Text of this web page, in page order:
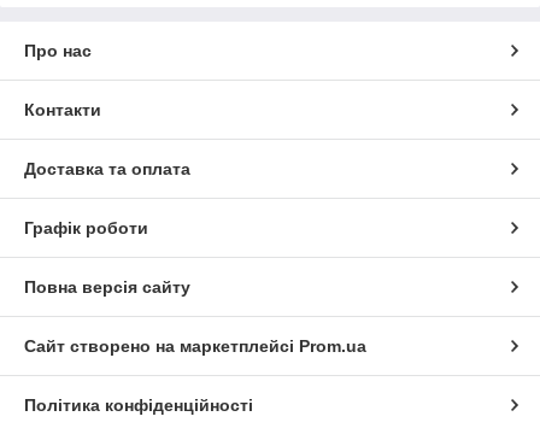
Про нас
Контакти
Доставка та оплата
Графік роботи
Повна версія сайту
Сайт створено на маркетплейсі Prom.ua
Політика конфіденційності